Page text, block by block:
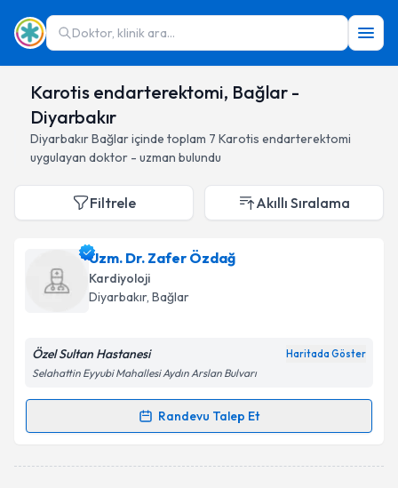
Doktor, klinik ara...
Karotis endarterektomi, Bağlar -
Diyarbakır
DiyarbakırBağlariçinde toplam 7 Karotis endarterektomi
uygulayan doktor - uzman bulundu
Filtrele Akıllı Sıralama
Uzm. Dr. Zafer Özdağ
Kardiyoloji
Diyarbakır, Bağlar
Özel Sultan Hastanesi Haritada Göster
Selahattin Eyyubi Mahallesi Aydın Arslan Bulvarı
Randevu Talep Et
Randevu Takvimi Talebi